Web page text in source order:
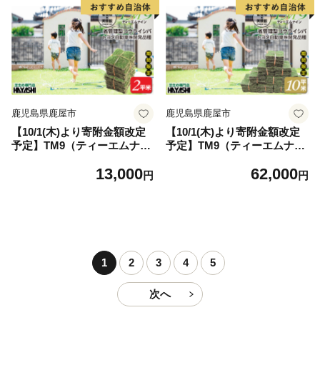
鹿児島県鹿屋市
【10/1(木)より寄附金額改定
予定】TM9（ティーエムナイ
ヨタ自動車(株)開発品種 2平
13,000円
鹿児島県鹿屋市
【10/1(木)より寄附金額改定
予定】TM9（ティーエムナイ
ヨタ自動車(株)開発品種 10平
62,000円
1 2 3 4 5
次へ